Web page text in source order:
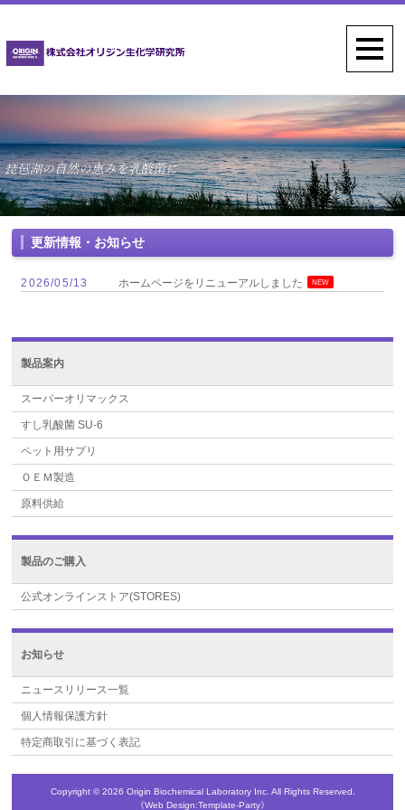
更新情報・お知らせ
2026/05/13 ホームページをリニューアルしました NEW
製品案内
スーパーオリマックス
すし乳酸菌 SU-6
ペット用サプリ
ＯＥＭ製造
原料供給
製品のご購入
公式オンラインストア(STORES)
お知らせ
ニュースリリース一覧
個人情報保護方針
特定商取引に基づく表記
Copyright ©2026 Origin Biochemical Laboratory Inc. All Rights Reserved.
《Web Design:Template-Party》